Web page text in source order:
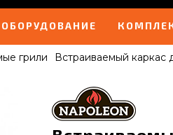
грили Встраиваемый каркас